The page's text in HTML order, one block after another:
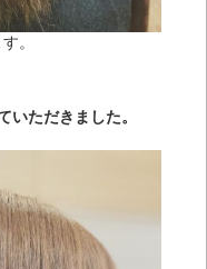
。
いただきました。